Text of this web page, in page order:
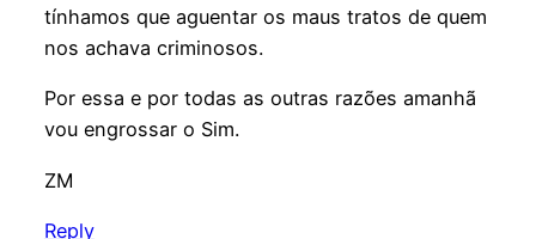
tínhamos que aguentar os maus tratos de quem
nos achava criminosos.
Por essa e por todas as outras razões amanhã
vou engrossar o Sim.
ZM
Reply